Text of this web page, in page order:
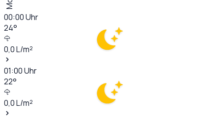
00:00Uhr
24°
0,0L/m²
01:00Uhr
22°
0,0L/m²